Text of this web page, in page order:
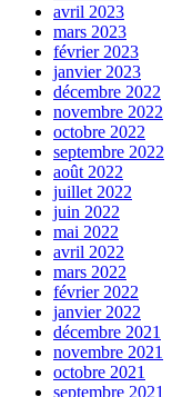
avril 2023
mars 2023
février 2023
janvier 2023
décembre 2022
novembre 2022
octobre 2022
septembre 2022
août 2022
juillet 2022
juin 2022
mai 2022
avril 2022
mars 2022
février 2022
janvier 2022
décembre 2021
novembre 2021
octobre 2021
septembre 2021